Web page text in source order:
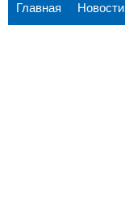
Главная Новости